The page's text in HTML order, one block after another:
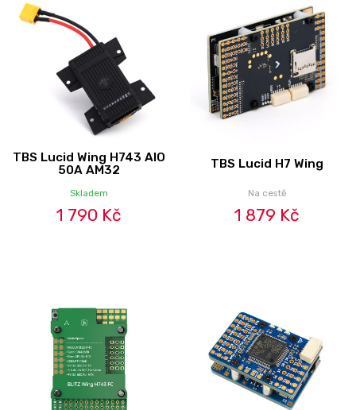
TBS Lucid Wing H743 AIO
50A AM32
Skladem
1 790 Kč
TBS Lucid H7 Wing
Na cestě
1 879 Kč